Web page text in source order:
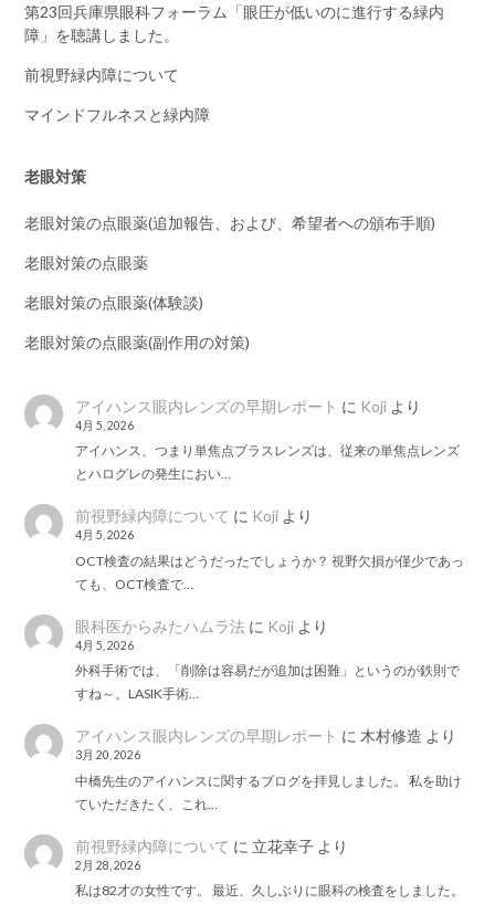
第23回兵庫県眼科フォーラム「眼圧が低いのに進行する緑内
障」を聴講しました。
前視野緑内障について
マインドフルネスと緑内障
老眼対策
老眼対策の点眼薬(追加報告、および、希望者への頒布手順)
老眼対策の点眼薬
老眼対策の点眼薬(体験談)
老眼対策の点眼薬(副作用の対策)
アイハンス眼内レンズの早期レポート に Kojiより
4月 5, 2026
アイハンス、つまり単焦点プラスレンズは、従来の単焦点レンズ
とハログレの発生におい…
前視野緑内障について に Kojiより
4月 5, 2026
OCT検査の結果はどうだったでしょうか？ 視野欠損が僅少であっ
ても、OCT検査で…
眼科医からみたハムラ法に Kojiより
4月 5, 2026
外科手術では、「削除は容易だが追加は困難」というのが鉄則で
すね～。LASIK手術…
アイハンス眼内レンズの早期レポート に 木村修造 より
3月 20, 2026
中橋先生のアイハンスに関するブログを拝見しました。 私を助け
ていただきたく、これ…
前視野緑内障について に 立花幸子より
2月 28, 2026
私は82才の女性です。 最近、久しぶりに眼科の検査をしました。